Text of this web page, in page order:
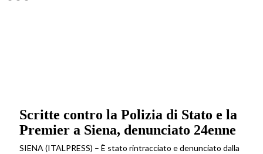
Scritte contro la Polizia di Stato e la
Premier a Siena, denunciato 24enne
SIENA (ITALPRESS) – È stato rintracciato e denunciato dalla